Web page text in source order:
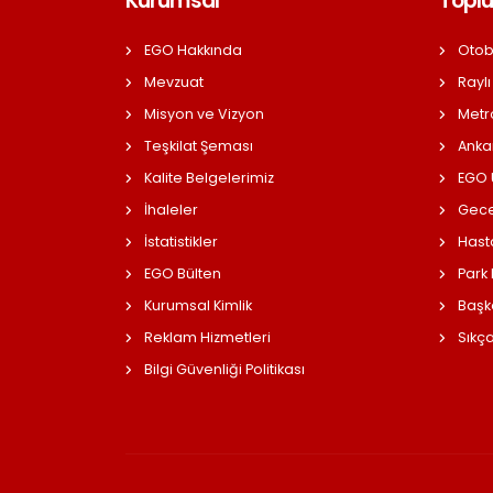
EGO Hakkında
Mevzuat
Misyon ve Vizyon
Teşkilat Şeması
Kalite Belgelerimiz
İhaleler
İstatistikler
EGO Bülten
Kurumsal Kimlik
Reklam Hizmetleri
Bilgi Güvenliği Politikası
Park